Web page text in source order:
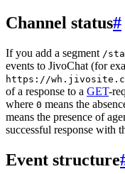
Channel status#
If you add a segment /
events to JivoChat (for
https://
of a response to a GET-
where 0 means the
means the presence of
successful response with
Event structure